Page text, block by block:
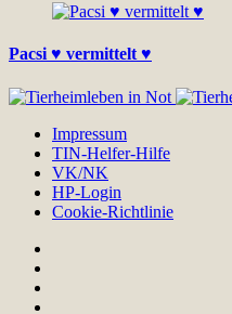
Pacsi ♥ vermittelt ♥
Impressum
TIN-Helfer-Hilfe
VK/NK
HP-Login
Cookie-Richtlinie